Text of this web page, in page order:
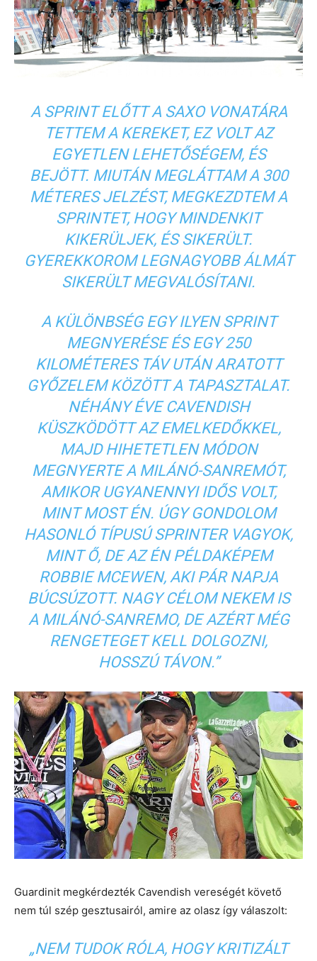
A SPRINT ELŐTT A SAXO VONATÁRA
TETTEM A KEREKET, EZ VOLT AZ
EGYETLEN LEHETŐSÉGEM, ÉS
BEJÖTT. MIUTÁN MEGLÁTTAM A 300
MÉTERES JELZÉST, MEGKEZDTEM A
SPRINTET, HOGY MINDENKIT
KIKERÜLJEK, ÉS SIKERÜLT.
GYEREKKOROM LEGNAGYOBB ÁLMÁT
SIKERÜLT MEGVALÓSÍTANI.
A KÜLÖNBSÉG EGY ILYEN SPRINT
MEGNYERÉSE ÉS EGY 250
KILOMÉTERES TÁV UTÁN ARATOTT
GYŐZELEM KÖZÖTT A TAPASZTALAT.
NÉHÁNY ÉVE CAVENDISH
KÜSZKÖDÖTT AZ EMELKEDŐKKEL,
MAJD HIHETETLEN MÓDON
MEGNYERTE A MILÁNÓ-SANREMÓT,
AMIKOR UGYANENNYI IDŐS VOLT,
MINT MOST ÉN. ÚGY GONDOLOM
HASONLÓ TÍPUSÚ SPRINTER VAGYOK,
MINT Ő, DE AZ ÉN PÉLDAKÉPEM
ROBBIE MCEWEN, AKI PÁR NAPJA
BÚCSÚZOTT. NAGY CÉLOM NEKEM IS
A MILÁNÓ-SANREMO, DE AZÉRT MÉG
RENGETEGET KELL DOLGOZNI,
HOSSZÚ TÁVON.”
Guardinit megkérdezték Cavendish vereségét követő
nem túl szép gesztusairól, amire az olasz így válaszolt:
„NEM TUDOK RÓLA, HOGY KRITIZÁLT